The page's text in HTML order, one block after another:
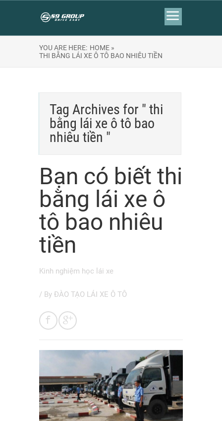
YOU ARE HERE: HOME »
THI BẰNG LÁI XE Ô TÔ BAO NHIÊU TIỀN
Tag Archives for " thi
bằng lái xe ô tô bao
nhiêu tiền "
Bạn có biết thi
bằng lái xe ô
tô bao nhiêu
tiền
Kinh nghiệm học lái xe
/ By ĐÀO TẠO LÁI XE Ô TÔ